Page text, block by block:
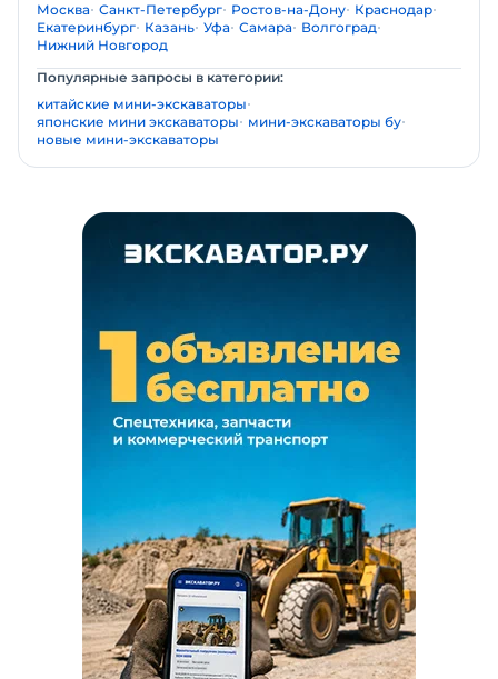
Москва Санкт-Петербург Ростов-на-Дону Краснодар
Екатеринбург Казань Уфа Самара Волгоград
Нижний Новгород
Популярные запросы в категории:
китайские мини-экскаваторы
японские мини экскаваторы
мини-экскаваторы бу
новые мини-экскаваторы